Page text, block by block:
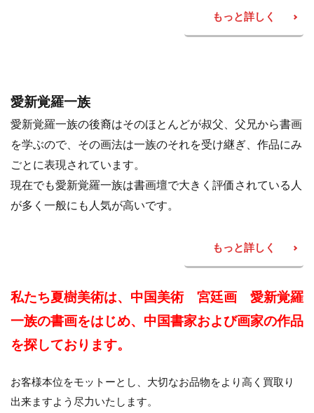
もっと詳しく
愛新覚羅一族
愛新覚羅一族の後裔はそのほとんどが叔父、父兄から書画
を学ぶので、その画法は一族のそれを受け継ぎ、作品にみ
ごとに表現されています。
現在でも愛新覚羅一族は書画壇で大きく評価されている人
が多く一般にも人気が高いです。
もっと詳しく
私たち夏樹美術は、中国美術 宮廷画 愛新覚羅
一族の書画をはじめ、中国書家および画家の作品
を探しております。
お客様本位をモットーとし、大切なお品物をより高く買取り
出来ますよう尽力いたします。